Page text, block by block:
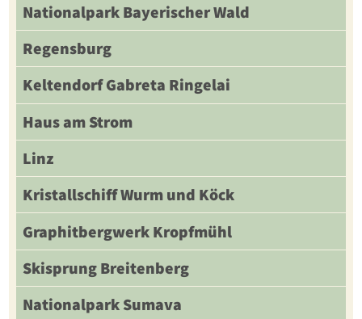
Nationalpark Bayerischer Wald
Regensburg
Keltendorf Gabreta Ringelai
Haus am Strom
Linz
Kristallschiff Wurm und Köck
Graphitbergwerk Kropfmühl
Skisprung Breitenberg
Nationalpark Sumava